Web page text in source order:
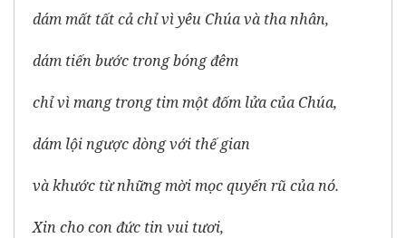
dám mất tất cả chỉ vì yêu Chúa và tha nhân,
dám tiến bước trong bóng đêm
chỉ vì mang trong tim một đốm lửa của Chúa,
dám lội ngược dòng với thế gian
và khước từ những mời mọc quyến rũ của nó.
Xin cho con đức tin vui tươi,